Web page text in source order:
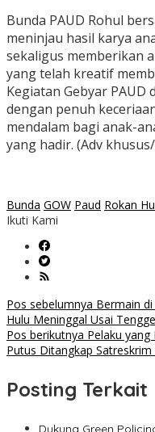
Bunda PAUD Rohul
meninjau hasil karya
sekaligus memberikan
yang telah kreatif
Kegiatan Gebyar
dengan penuh
mendalam bagi anak-
yang hadir. (Adv
Bunda GOW Paud Rokan
Ikuti Kami
Navigasi
pos
Pos sebelumnya Bermain
Hulu Meninggal Usai
Pos berikutnya Pelaku yang
Putus Ditangkap
Posting Terkait
Dukung Green